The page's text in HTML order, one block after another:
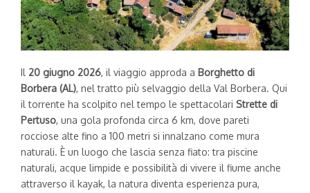
Il 20 giugno 2026, il viaggio approda a Borghetto di
Borbera (AL), nel tratto più selvaggio della Val Borbera. Qui
il torrente ha scolpito nel tempo le spettacolari Strette di
Pertuso, una gola profonda circa 6 km, dove pareti
rocciose alte fino a 100 metri si innalzano come mura
naturali. È un luogo che lascia senza fiato: tra piscine
naturali, acque limpide e possibilità di vivere il fiume anche
attraverso il kayak, la natura diventa esperienza pura,